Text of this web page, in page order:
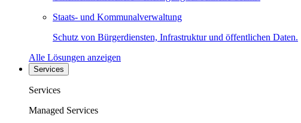
Staats- und Kommunalverwaltung
Schutz von Bürgerdiensten, Infrastruktur und öffentlichen Daten.
Alle Lösungen anzeigen
Services
Services
Managed Services